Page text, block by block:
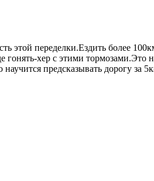
этой переделки.Ездить более
гонять-хер с этими тормозами.Это
предсказывать дорогу за